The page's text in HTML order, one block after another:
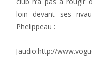
loin devant ses
Phelippeau :
[audio:http://